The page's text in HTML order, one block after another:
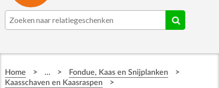
☆ Prijsknallers ☆
Home > ... > Fondue, Kaas en Snijplanken >
Kaasschaven en Kaasraspen >